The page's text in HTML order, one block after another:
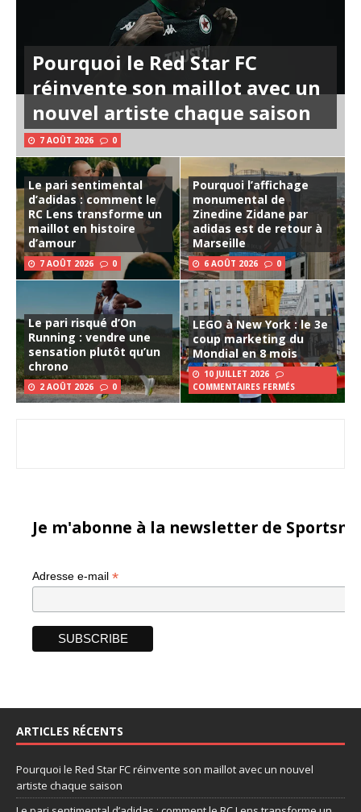
Pourquoi le Red Star FC
réinvente son maillot avec un
nouvel artiste chaque saison
7 AOÛT 2026 0
Le pari sentimental
d’adidas : comment le
RC Lens transforme un
maillot en histoire
d’amour
7 AOÛT 2026 0
Pourquoi l’affichage
monumental de
Zinedine Zidane par
adidas est de retour à
Marseille
6 AOÛT 2026 0
Le pari risqué d’On
Running : vendre une
sensation plutôt qu’un
chrono
2 AOÛT 2026 0
LEGO à New York : le 3e
coup marketing du
Mondial en 8 mois
10 JUILLET 2026
COMMENTAIRES FERMÉS
Je m'abonne à la newsletter de
Adresse e-mail *
ARTICLES RÉCENTS
Pourquoi le Red Star FC réinvente son maillot avec un nouvel
artiste chaque saison